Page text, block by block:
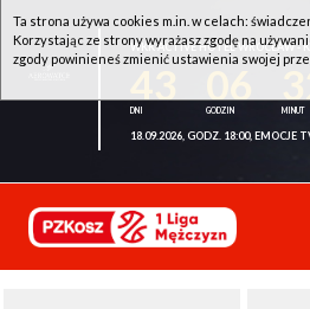
WKK ACTIVE HOTEL WROCŁAW -
18.09.2026, GODZ. 18:00, EMOCJE
Ta strona używa cookies m.in. w celach:
Korzystając ze strony wyrażasz zgodę na
zgody powinieneś zmienić ustawienia swojej